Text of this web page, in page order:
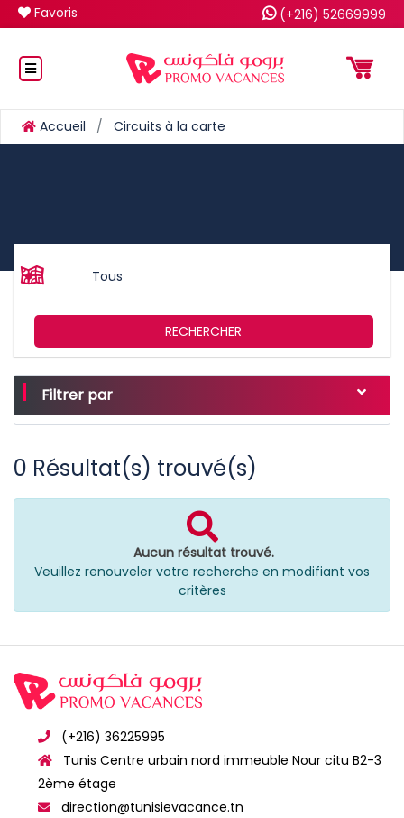
Favoris (+216) 52669999
Accueil Circuits à la carte
Tous
RECHERCHER
Filtrer par
0 Résultat(s) trouvé(s)
Aucun résultat trouvé.
Veuillez renouveler votre recherche en modifiant vos
critères
(+216) 36225995
Tunis Centre urbain nord immeuble Nour citu B2-3
2ème étage
direction@tunisievacance.tn